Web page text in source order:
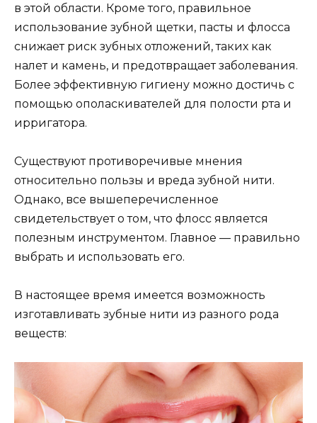
в этой области. Кроме того, правильное
использование зубной щетки, пасты и флосса
снижает риск зубных отложений, таких как
налет и камень, и предотвращает заболевания.
Более эффективную гигиену можно достичь с
помощью ополаскивателей для полости рта и
ирригатора.
Существуют противоречивые мнения
относительно пользы и вреда зубной нити.
Однако, все вышеперечисленное
свидетельствует о том, что флосс является
полезным инструментом. Главное — правильно
выбрать и использовать его.
В настоящее время имеется возможность
изготавливать зубные нити из разного рода
веществ: